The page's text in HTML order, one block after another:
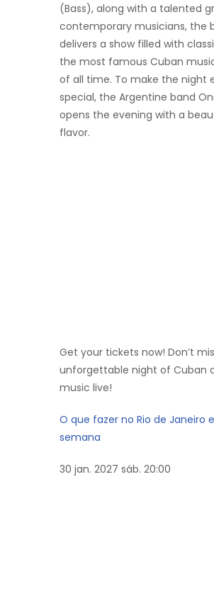
(Bass), along with a talented
contemporary musicians, the
delivers a show filled with
the most famous Cuban
of all time. To make the night
special, the Argentine band
opens the evening with a
flavor.
Get your tickets now! Don’t
unforgettable night of Cuban
music live!
O que fazer no Rio de Janeiro
semana
30 jan. 2027 sáb. 20:00